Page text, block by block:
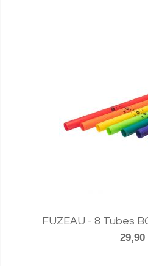
FUZEAU - 8 Tubes
29,90